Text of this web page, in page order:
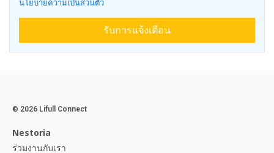
นโยบายความเป็นส่วนตัว
รับการแจ้งเตือน
© 2026 Lifull Connect
Nestoria
ร่วมงานกับเรา